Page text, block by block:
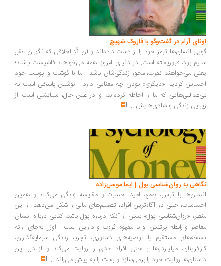
آرام در گفت‌وگو با فاروک شهیچ‭
انسان‌ها ترمزِ خود را از دست داده‌اند و آن کُدِ اخلاقی که نگهبان عقل
بود، فروریخته است. در دنیای امروز، همه می‌خواهند فاشیست باشند؛
می‌خواهند نفرت، محورِ زندگی‌شان باشد... ما با گوشت و پوست خود
کردیم «دیگری» بودن چه معنایی دارد... نوشتن پاسخی است به
که ما را احاطه کرده‌اند، و در عین حال، ستایشی است از
زندگی و شادی‌هایش...
به روان‌شناسی پول | ایما موسی‌زاده
با ترس، طمع، امید، حسرت و مقایسه زندگی می‌کنند و همین
حتی در آگاه‌ترین افراد، تصمیم‌های مالی را شکل می‌دهد. از این
«روان‌شناسی پول» بیش از آنکه درباره پول باشد، کتابی درباره انسان
و رابطه پرتنش او با مفهوم ثروت و دارایی است... اوزل به‌جای ارائه
مستقیم یا توصیه‌های دستوری، تجربه زندگی سرمایه‌گذاران،
میلیاردرها و حتی افراد عادی را روایت می‌کند و از دل این
روایت خود را برمی‌سازد و بحث را به پیش می‌راند ...